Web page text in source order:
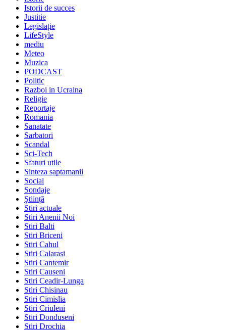
Istorii de succes
Justitie
Legislație
LifeStyle
mediu
Meteo
Muzica
PODCAST
Politic
Razboi in Ucraina
Religie
Reportaje
Romania
Sanatate
Sarbatori
Scandal
Sci-Tech
Sfaturi utile
Sinteza saptamanii
Social
Sondaje
Știință
Stiri actuale
Stiri Anenii Noi
Stiri Balti
Stiri Briceni
Stiri Cahul
Stiri Calarasi
Stiri Cantemir
Stiri Causeni
Stiri Ceadir-Lunga
Stiri Chisinau
Stiri Cimislia
Stiri Criuleni
Stiri Donduseni
Stiri Drochia